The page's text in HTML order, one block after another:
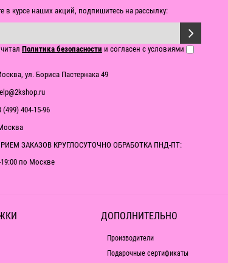
в курсе наших акций, подпишитесь на рассылку:
Политика безопасности и согласен с условиями
ул. Бориса Пастернака 49
(499) 404-15-96
ЗАКАЗОВ КРУГЛОСУТОЧНО ОБРАБОТКА ПНД-ПТ:
19:00 по Москве
ДОПОЛНИТЕЛЬНО
Производители
Подарочные сертификаты